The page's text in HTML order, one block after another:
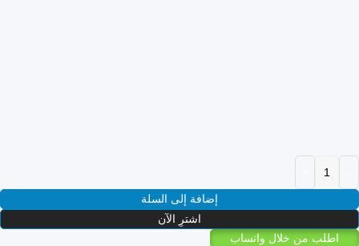
إضافة إلى السلة
اشترِ الآن
اطلب من خلال واتساب